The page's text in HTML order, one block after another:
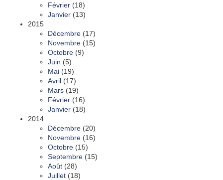
Février (18)
Janvier (13)
2015
Décembre (17)
Novembre (15)
Octobre (9)
Juin (5)
Mai (19)
Avril (17)
Mars (19)
Février (16)
Janvier (18)
2014
Décembre (20)
Novembre (16)
Octobre (15)
Septembre (15)
Août (28)
Juillet (18)